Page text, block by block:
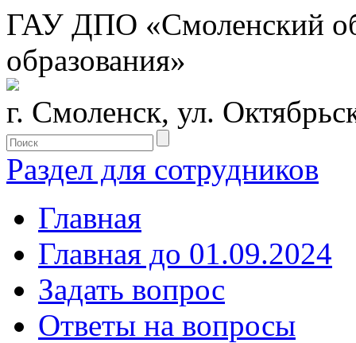
ГАУ ДПО «Смоленский
образования»
г. Смоленск, ул.
Раздел для сотрудников
Главная
Главная до 01.09.2024
Задать вопрос
Ответы на вопросы